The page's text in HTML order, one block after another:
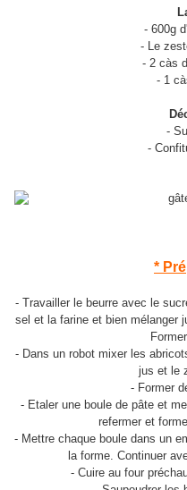
- 600g
- Le
- 2 càs
- 1
-
-
*
- Travailler le beurre avec le
sel et la farine et bien mélanger
- Dans un robot mixer les
jus et le
- Former
- Etaler une boule de pâte et
refermer et
- Mettre chaque boule dans un
la forme. Continuer
- Cuire au four